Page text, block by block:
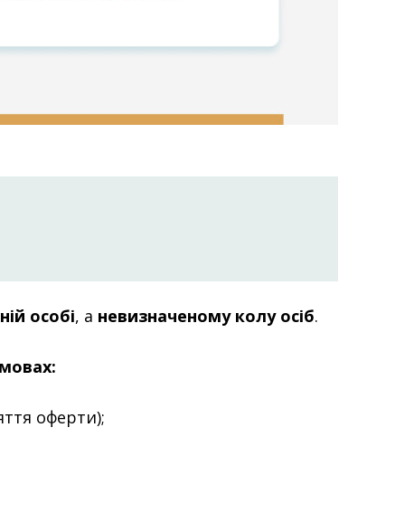
особі, а невизначеному колу осіб.
оферти);